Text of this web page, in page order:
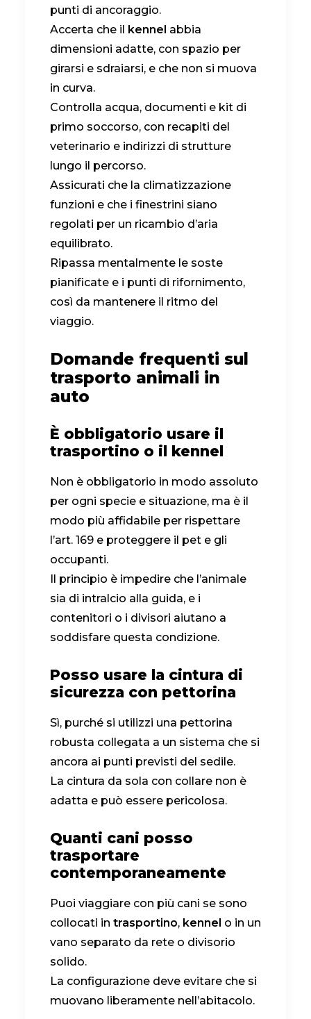
punti di ancoraggio.
Accerta che il kennel abbia
dimensioni adatte, con spazio per
girarsi e sdraiarsi, e che non si muova
in curva.
Controlla acqua, documenti e kit di
primo soccorso, con recapiti del
veterinario e indirizzi di strutture
lungo il percorso.
Assicurati che la climatizzazione
funzioni e che i finestrini siano
regolati per un ricambio d’aria
equilibrato.
Ripassa mentalmente le soste
pianificate e i punti di rifornimento,
così da mantenere il ritmo del
viaggio.
Domande frequenti sul
trasporto animali in
auto
È obbligatorio usare il
trasportino o il kennel
Non è obbligatorio in modo assoluto
per ogni specie e situazione, ma è il
modo più affidabile per rispettare
l’art. 169 e proteggere il pet e gli
occupanti.
Il principio è impedire che l’animale
sia di intralcio alla guida, e i
contenitori o i divisori aiutano a
soddisfare questa condizione.
Posso usare la cintura di
sicurezza con pettorina
Sì, purché si utilizzi una pettorina
robusta collegata a un sistema che si
ancora ai punti previsti del sedile.
La cintura da sola con collare non è
adatta e può essere pericolosa.
Quanti cani posso
trasportare
contemporaneamente
Puoi viaggiare con più cani se sono
collocati in trasportino, kennel o in un
vano separato da rete o divisorio
solido.
La configurazione deve evitare che si
muovano liberamente nell’abitacolo.